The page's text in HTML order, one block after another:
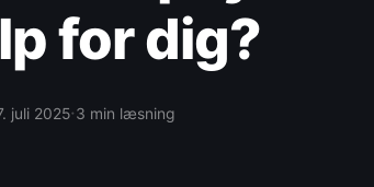
for dig?
juli 2025·3 min læsning